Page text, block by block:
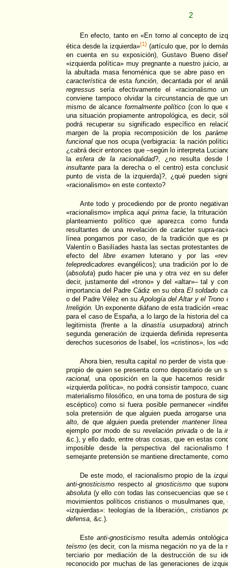
2
En efecto, tanto en «En torno al concepto de
ética desde la izquierda»{1}(artículo que, por lo
en cuenta en su exposición), Gustavo Bueno
«izquierda política» muy pregnante a nuestro juicio,
la abultada masa fenoménica que se abre paso
característica de estafunción, decantada por el
regressus sería efectivamente el «racionalismo
conviene tampoco olvidar la circunstancia de que
mismo de alcance formalmente político (con lo que
una situación propiamente antropológica, es decir,
podrá recuperar su significado específico en
margen de la propia recomposición de los
funcional que nos ocupa (verbigracia: la nación
¿cabrá decir entonces que –según lo interpreta
la esfera de la racionalidad?, ¿no resulta desde
insultante para la derecha o el centro) esta
punto de vista de la izquierda)?, ¿qué pueden
«racionalismo» en este contexto?
Ante todo y procediendo por de pronto
«racionalismo» implica aquíprima facie,
la
planteamiento político que aparezca como
resultantes de una revelación de carácter supra-
línea pongamos por caso, de la tradición que es
Valentín o Basilíades hasta las sectas protestantes
efecto dellibre examenluterano y por las
telepredicadores evangélicos); una tradición por lo
(absoluta) pudo hacer pie una y otra vez en su
decir, justamente del «trono» y del «altar»– tal y
importancia del Padre Cádiz en su obra El soldado
o del Padre Vélez en suApología del Altar y el Trono
Irreligión. Un exponente diáfano de esta tradición
para el caso de España, a lo largo de la historia del
legitimista (frente a la dinastía usurpadora)
segunda generación de izquierda definida
derechos sucesorios de Isabel, los «cristinos», los
Ahora bien, resulta capital no perder de vista
propio de quien se presenta como depositario de un
racional, una oposición en la que hacemos
«izquierda política», no podrá consistir tampoco,
materialismo filosófico, en una toma de postura de
escéptico) como si fuera posible permanecer
sola pretensión de que alguien pueda arrogarse
alto, de que alguien pueda pretender mantener
ejemplo por modo de surevelación privadao de la
&c.), y ello dado, entre otras cosas, que en estas
imposible desde la perspectiva del
semejante pretensión se mantiene directamente,
De este modo, el racionalismo propio de la
anti-gnosticismo respecto al gnosticismo que
absoluta (y ello con todas las consecuencias que se
movimientos políticos cristianos o musulmanes
«izquierdas»: teologías de la liberación,, cristianos
defensa, &c.).
Esteanti-gnosticismo resulta además
teísmo (es decir, con la misma negación no ya de la
terciario por mediación de la destrucción de su
reconocido por muchas de las generaciones de